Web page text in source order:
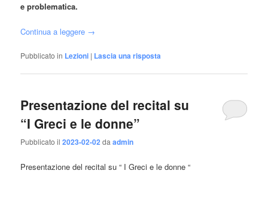
e problematica.
Continua a leggere →
Pubblicato in Lezioni | Lascia una risposta
Presentazione del recital su
“I Greci e le donne”
Pubblicato il2023-02-02daadmin
Presentazione del recital su “ I Greci e le donne “